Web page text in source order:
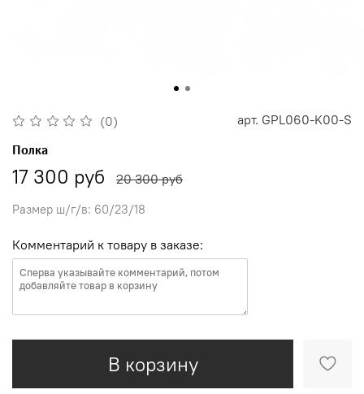
(0) арт. GPL060-K00-S
Полка
17 300 руб 20 300 руб
Размер ш/г/в: 60/23/18
Комментарий к товару в заказе:
В корзину